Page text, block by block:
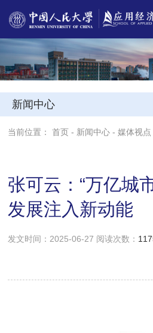
新闻中心
当前位置：首页 - 新闻中心 -媒体视点
张可云：“万亿城
发展注入新动能
发文时间：2025-06-27 阅读次数：